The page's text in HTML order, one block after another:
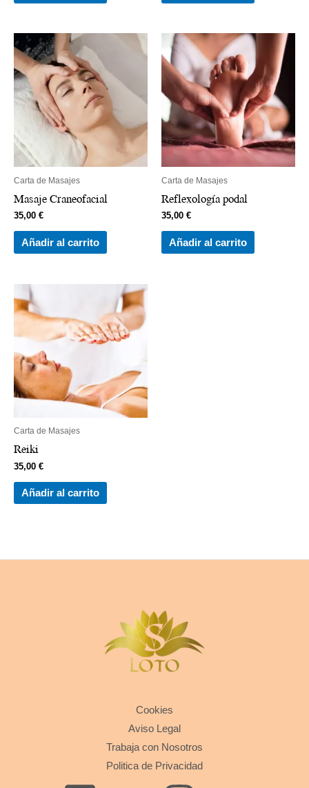
Carta de Masajes
Masaje Craneofacial
35,00 €
Añadir al carrito
Carta de Masajes
Reflexología podal
35,00 €
Añadir al carrito
Carta de Masajes
Reiki
35,00 €
Añadir al carrito
Cookies
Aviso Legal
Trabaja con Nosotros
Politica de Privacidad